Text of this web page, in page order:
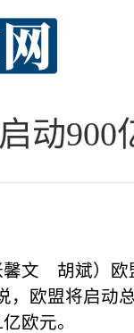
动
文 胡斌）欧
，欧盟将启动
欧元。